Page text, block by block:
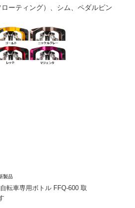
ローティング）、シム、ペダルピン
製品
転車専用ボトル FFQ-600 取